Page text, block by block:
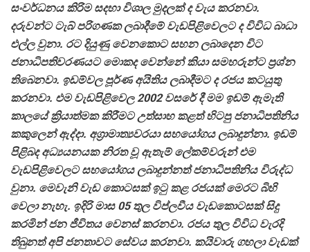
සංවර්ධනය කිරිම සදහා විශාල මුදලක් ද වැය කරනවා.
දරුවන්ට ටැබ් පරිගණක ලබාදීමේ වැඩපිළිවෙලට ද විවිධ බාධා
එල්ල වුනා. රට දියුණු වෙනකොට සහන ලබාදෙන විට
ජනාධිපතිවරණයට මොකද වෙන්නේ කියා සමහරුන්ට ප්‍රශ්න
තිබෙනවා. ඉඩම්වල පූර්ණ අයිතිය ලබාදීමට ද රජය කටයුතු
කරනවා. එම වැඩපිළිවෙල 2002 වසරේ දී මම ඉඩම් ඇමැති
කාලයේ ක්‍රියාත්මක කිරීමට උත්සාහ කළත් හිටපු ජනාධිපතිනිය
කකුලෙන් ඇද්දා. අග්‍රාමාත්‍යවරයා සහයෝගය ලබාදුන්නා. ඉඩම්
පිළිබද අධ්‍යයනයක නිරත වූ ඇතැම් ලේකම්වරුන් එම
වැඩපිළිවෙලට සහයෝගය ලබාදුන්නත් ජනාධිපතිනිය විරුද්ධ
වුනා. මෙවැනි වැඩ කොටසක් ඉටු කළ රජයක් මෙරට බිහි
වෙලා නැහැ. ඉදිරි මාස 05 තුල විප්ලවීය වැඩකොටසක් සිදු
කරමින් ජන ජීවිතය වෙනස් කරනවා. රජය තුල විවිධ වැරදි
තිබුනත් අපි ජනතාවට සේවය කරනවා. කයිවාරු ගහලා වැඩක්